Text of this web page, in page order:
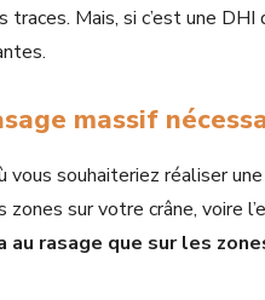
traces. Mais, si c’est une
massif
vous souhaiteriez réaliser une
zones sur votre crâne, voire
au rasage que sur les